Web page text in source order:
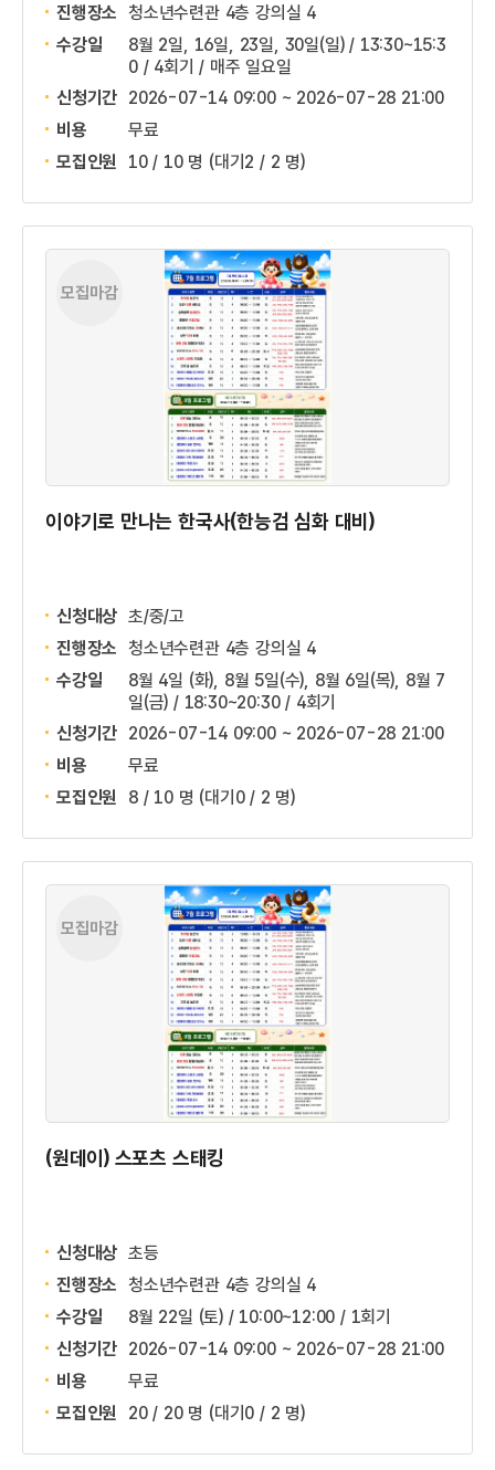
진행장소 청소년수련관 4층 강의실 4
수강일
8월 2일, 16일, 23일, 30일(일) / 13:30~15:3
0 / 4회기 / 매주 일요일
신청기간 2026-07-14 09:00 ~ 2026-07-28 21:00
비용
무료
모집인원
10 / 10 명 (대기2 / 2 명)
모집마감
이야기로 만나는 한국사(한능검 심화 대비)
신청대상 초/중/고
진행장소 청소년수련관 4층 강의실 4
수강일
8월 4일 (화), 8월 5일(수), 8월 6일(목), 8월 7
일(금) / 18:30~20:30 / 4회기
신청기간 2026-07-14 09:00 ~ 2026-07-28 21:00
비용
무료
모집인원
8 / 10 명 (대기0 / 2 명)
모집마감
(원데이) 스포츠 스태킹
신청대상 초등
진행장소 청소년수련관 4층 강의실 4
수강일
8월 22일 (토) / 10:00~12:00 / 1회기
신청기간 2026-07-14 09:00 ~ 2026-07-28 21:00
비용
무료
모집인원
20 / 20 명 (대기0 / 2 명)